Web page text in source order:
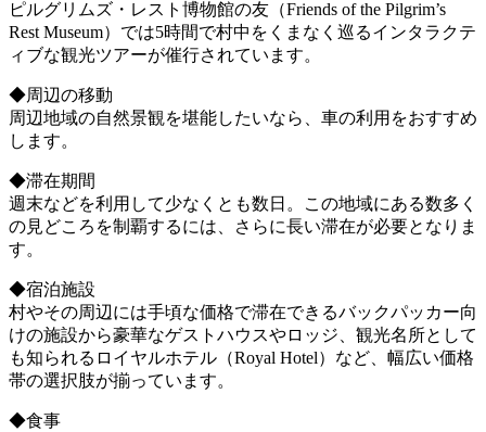
ピルグリムズ・レスト博物館の友（Friends of the Pilgrim’s
Rest Museum）では5時間で村中をくまなく巡るインタラクテ
ィブな観光ツアーが催行されています。
◆周辺の移動
周辺地域の自然景観を堪能したいなら、車の利用をおすすめ
します。
◆滞在期間
週末などを利用して少なくとも数日。この地域にある数多く
の見どころを制覇するには、さらに長い滞在が必要となりま
す。
◆宿泊施設
村やその周辺には手頃な価格で滞在できるバックパッカー向
けの施設から豪華なゲストハウスやロッジ、観光名所として
も知られるロイヤルホテル（Royal Hotel）など、幅広い価格
帯の選択肢が揃っています。
◆食事